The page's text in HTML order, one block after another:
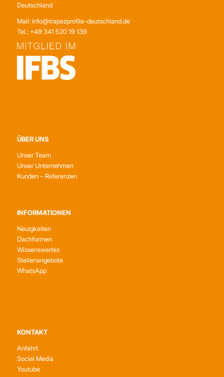
Deutschland
Mail: info@trapezprofile-deutschland.de
Tel.: +49 341 520 19 139
ÜBER UNS
Unser Team
Unser Unternehmen
Kunden – Referenzen
INFORMATIONEN
Neuigkeiten
Dachformen
Wissenswertes
Stellenangebote
WhatsApp
KONTAKT
Anfahrt
Social Media
Youtube